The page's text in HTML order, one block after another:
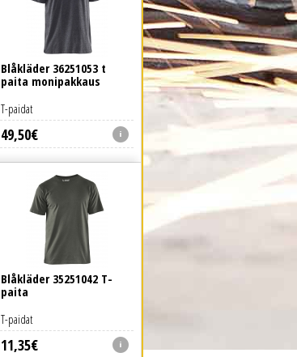
Blåkläder 36251053 t
paita monipakkaus
49,50€
T-paidat
Blåkläder 35251042 T-
paita
11,35€
T-paidat